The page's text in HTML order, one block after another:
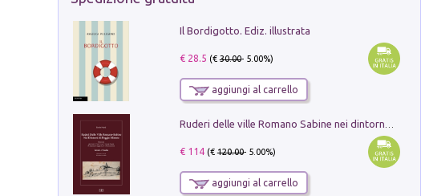
Il Bordigotto. Ediz. illustrata
€ 28.5 (€30.00- 5.00%)
aggiungi al carrello
Ruderi delle ville Romano Sabine nei dintorni di Poggio Mirteto. Illustrati dal dott.re prof.re cav.re Ercole Nardi regio ispettore degli scavi e monumenti. Anno 1885. Tavole e studio. Con 25 tavole fuori testo in cartella editoriale
€ 114(€120.00- 5.00%)
aggiungi al carrello